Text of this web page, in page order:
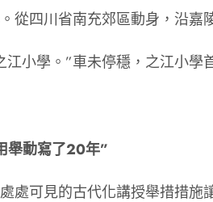
從四川省南充郊區動身，沿嘉
江小學。”車未停穩，之江小
舉動寫了20年”
處可見的古代化講授舉措措